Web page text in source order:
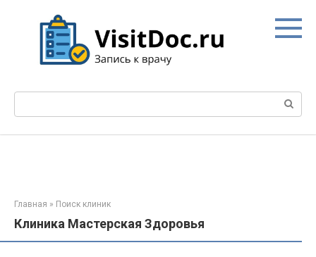
Поиск:
Главная » Поиск клиник
Клиника Мастерская Здоровья